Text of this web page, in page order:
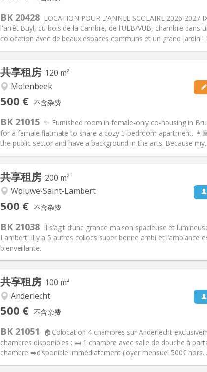
BK 20428 LOCATION POUR L'ANNEE SCOLAIRE 2026-2027
l'arrêt Buyl, du bois de la Cambre, de l'ULB/VUB, chambre dans
colocation avec de beaux espaces communs et un grand jardin !
布局
浴室:共用
2
其他
氛围:安静
共享租房 120 m²
Molenbeek
500 € 不含杂费
BK 21015 ✨ Furnished room in female-only co-housing in
for a female flatmate to share a cozy 3-bedroom apartment.
the public sector and have a background in the arts. Because
布局
浴室:共用
面积:120 m2
其他
氛围:安静
共享租房 200 m²
Woluwe-Saint-Lambert
500 € 不含杂费
BK 21038 Il s’agit d’une grande maison spacieuse et
Lambert. Il y a 5 autres collocs super bonne ambi et l’ambiance
bienveillante.
布局
浴室:独立
面积:200 m2
氛围:社区氛围, 温
共享租房 100 m²
Anderlecht
500 € 不含杂费
BK 21051
🏠Colocation 4 chambres sur Anderlecht
chambres disponibles : 🛌 1 chambre avec salle de douche à
chambre ➡️disponible immédiatement (loyer mensuel 500€ hors...
布局
浴室:共用
面积:100 m2
其他
氛围:温馨, 学习氛